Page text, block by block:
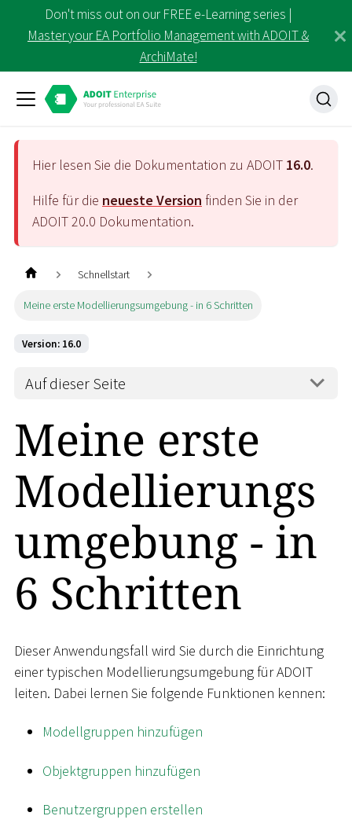
Don't miss out on our FREE e-Learning series |
Master your EA Portfolio Management with ADOIT &
ArchiMate!
Hier lesen Sie die Dokumentation zu ADOIT 16.0.
Hilfe für die neueste Version finden Sie in der
ADOIT20.0 Dokumentation.
Schnellstart
Meine erste Modellierungsumgebung - in 6 Schritten
Version: 16.0
Auf dieser Seite
Meine erste
Modellierungs
umgebung - in
6 Schritten
Dieser Anwendungsfall wird Sie durch die Einrichtung
einer typischen Modellierungsumgebung für ADOIT
leiten. Dabei lernen Sie folgende Funktionen kennen:
Modellgruppen hinzufügen
Objektgruppen hinzufügen
Benutzergruppen erstellen